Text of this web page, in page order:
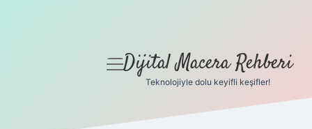
menüyü
Dijital Macera Rehberi
Teknolojiyle dolu keyifli keşifler!